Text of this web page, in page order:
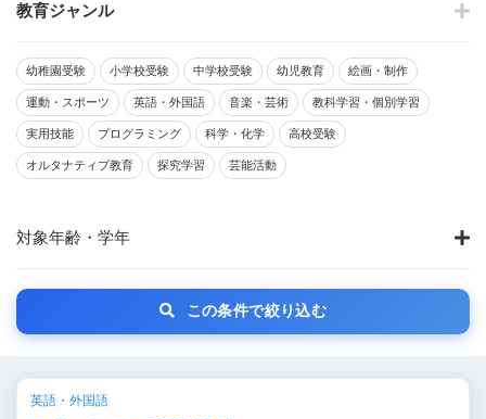
教育ジャンル
幼稚園受験 小学校受験 中学校受験 幼児教育 絵画・制作
運動・スポーツ 英語・外国語 音楽・芸術 教科学習・個別学習
実用技能 プログラミング 科学・化学 高校受験
オルタナティブ教育 探究学習 芸能活動
対象年齢・学年
この条件で絞り込む
英語・外国語